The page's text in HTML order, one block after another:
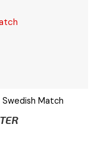
Swedish Match